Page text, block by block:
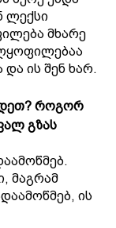
ლექსი
მხარე
ის შენ ხარ.
როგორ
გზას
მაგრამ
ის